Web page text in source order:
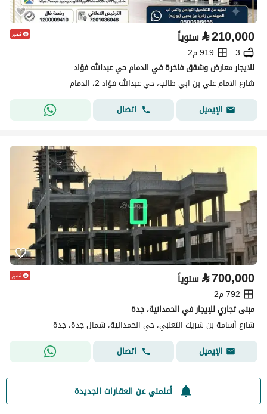
⃁210,000 سنوياً
3
919 م2
للايجار معارض وشقق فاخرة في الدمام حي عبدالله فؤاد
شارع الامام علي بن ابي طالب، حي عبدالله فؤاد 2، الدمام
الإيميل
اتصال
⃁700,000 سنوياً
792 م2
مبنى تجاري للإيجار في الحمدانية، جدة
شارع أسامة بن شريك الثعلبي، حي الحمدانية، شمال جدة، جدة
الإيميل
اتصال
أعلمني عن العقارات الجديدة